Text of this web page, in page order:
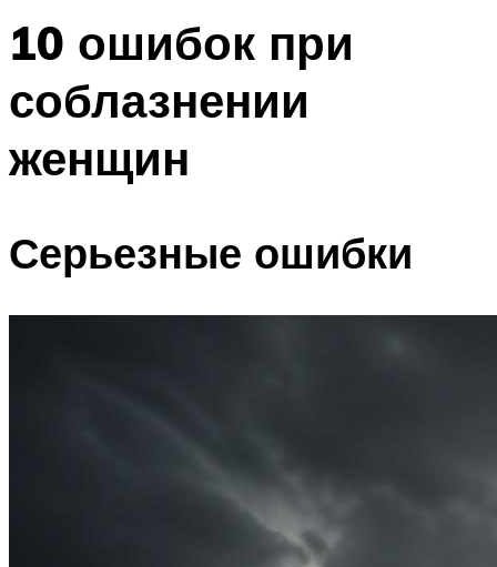
10 ошибок при
соблазнении
женщин
Серьезные ошибки